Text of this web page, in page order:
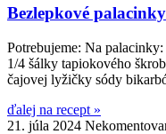
Bezlepkové
Potrebujeme: Na
1/4 šálky tapiokového
čajovej lyžičky sódy
ďalej na recept »
21. júla 2024